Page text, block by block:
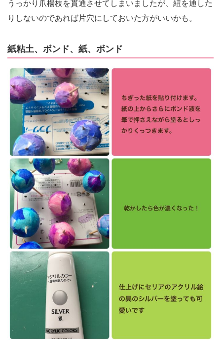
うっかり爪楊枝を貫通させてしまいましたが、紐を通した
りしないのであれば片穴にしておいた方がいいかも。
紙粘土、ボンド、紙、ボンド